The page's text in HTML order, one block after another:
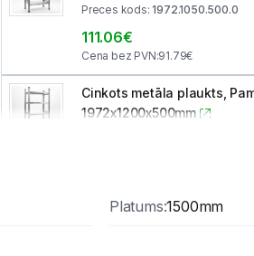
Preces kods:1972.1050.500.0
111.06€
Cena bez PVN:91.79€
Cinkots metāla plaukts,
1972x1200x500mm
Cinkots metāla plaukts,
Platums:1500mm